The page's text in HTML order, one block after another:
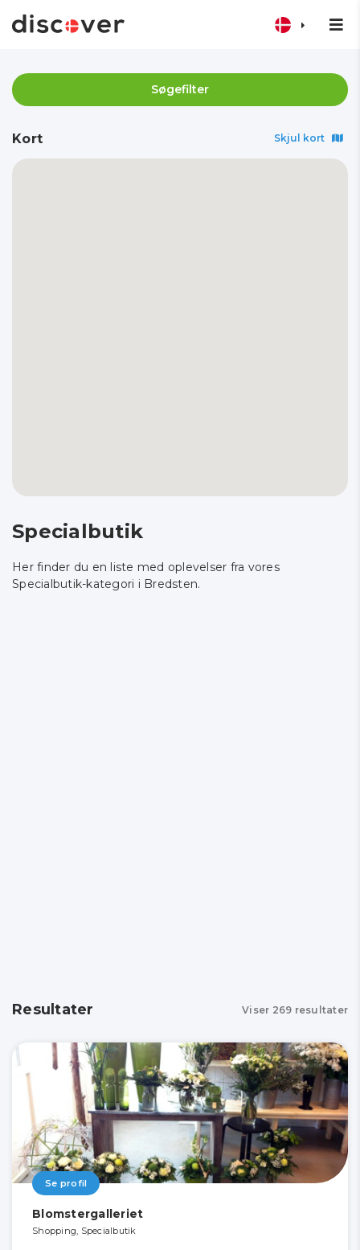
Søgefilter
Kort Skjul kort
Specialbutik
Her finder du en liste med oplevelser fra vores
Specialbutik-kategori i Bredsten.
Resultater Viser 269 resultater
Se profil
Blomstergalleriet
Shopping, Specialbutik